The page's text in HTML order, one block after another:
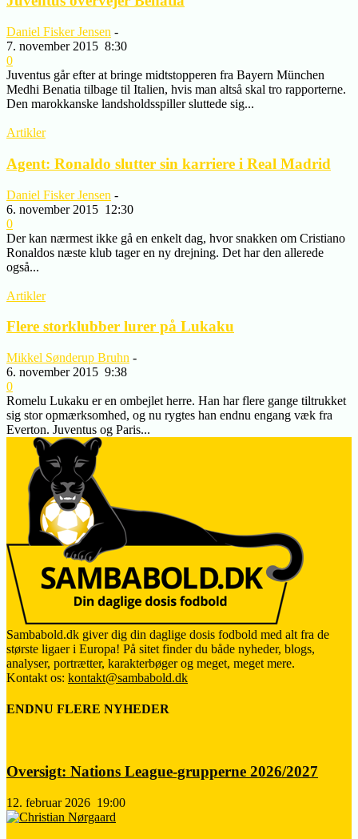
Daniel Fisker Jensen -
7. november 2015 8:30
0
Juventus går efter at bringe midtstopperen fra Bayern München
Medhi Benatia tilbage til Italien, hvis man altså skal tro rapporterne.
Den marokkanske landsholdsspiller sluttede sig...
Artikler
Agent: Ronaldo slutter sin karriere i Real Madrid
Daniel Fisker Jensen -
6. november 2015 12:30
0
Der kan nærmest ikke gå en enkelt dag, hvor snakken om Cristiano
Ronaldos næste klub tager en ny drejning. Det har den allerede
også...
Artikler
Flere storklubber lurer på Lukaku
Mikkel Sønderup Bruhn -
6. november 2015 9:38
0
Romelu Lukaku er en ombejlet herre. Han har flere gange tiltrukket
sig stor opmærksomhed, og nu rygtes han endnu engang væk fra
Everton. Juventus og Paris...
Sambabold.dk giver dig din daglige dosis fodbold med alt fra de
største ligaer i Europa! På sitet finder du både nyheder, blogs,
analyser, portrætter, karakterbøger og meget, meget mere.
Kontakt os: kontakt@sambabold.dk
ENDNU FLERE NYHEDER
Oversigt: Nations League-grupperne 2026/2027
12. februar 2026 19:00